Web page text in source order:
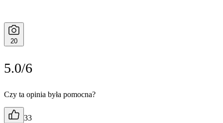
20
5.0/6
Czy ta opinia była pomocna?
33